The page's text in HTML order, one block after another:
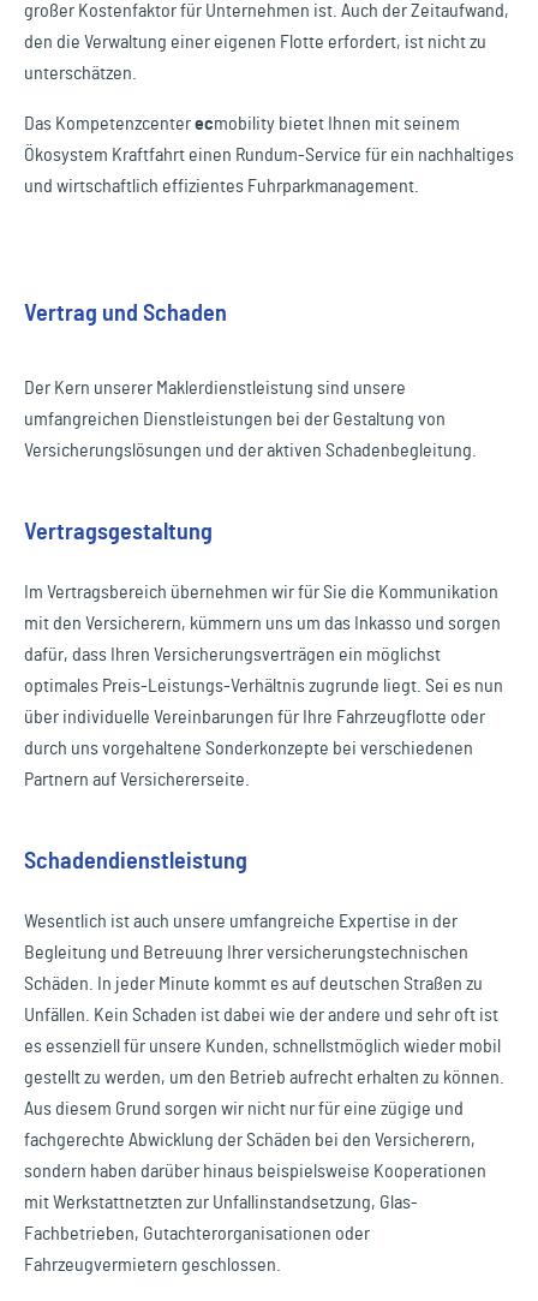
großer Kostenfaktor für Unternehmen ist. Auch der Zeitaufwand,
den die Verwaltung einer eigenen Flotte erfordert, ist nicht zu
unterschätzen.
Das Kompetenzcenterecmobility bietet Ihnen mit seinem
Ökosystem Kraftfahrt einen Rundum-Service für ein nachhaltiges
und wirtschaftlich effizientes Fuhrparkmanagement.
Vertrag und Schaden
Der Kern unserer Maklerdienstleistung sind unsere
umfangreichen Dienstleistungen bei der Gestaltung von
Versicherungslösungen und der aktiven Schadenbegleitung.
Vertragsgestaltung
Im Vertragsbereich übernehmen wir für Sie die Kommunikation
mit den Versicherern, kümmern uns um das Inkasso und sorgen
dafür, dass Ihren Versicherungsverträgen ein möglichst
optimales Preis-Leistungs-Verhältnis zugrunde liegt. Sei es nun
über individuelle Vereinbarungen für Ihre Fahrzeugflotte oder
durch uns vorgehaltene Sonderkonzepte bei verschiedenen
Partnern auf Versichererseite.
Schadendienstleistung
Wesentlich ist auch unsere umfangreiche Expertise in der
Begleitung und Betreuung Ihrer versicherungstechnischen
Schäden. In jeder Minute kommt es auf deutschen Straßen zu
Unfällen. Kein Schaden ist dabei wie der andere und sehr oft ist
es essenziell für unsere Kunden, schnellstmöglich wieder mobil
gestellt zu werden, um den Betrieb aufrecht erhalten zu können.
Aus diesem Grund sorgen wir nicht nur für eine zügige und
fachgerechte Abwicklung der Schäden bei den Versicherern,
sondern haben darüber hinaus beispielsweise Kooperationen
mit Werkstattnetzten zur Unfallinstandsetzung, Glas-
Fachbetrieben, Gutachterorganisationen oder
Fahrzeugvermietern geschlossen.